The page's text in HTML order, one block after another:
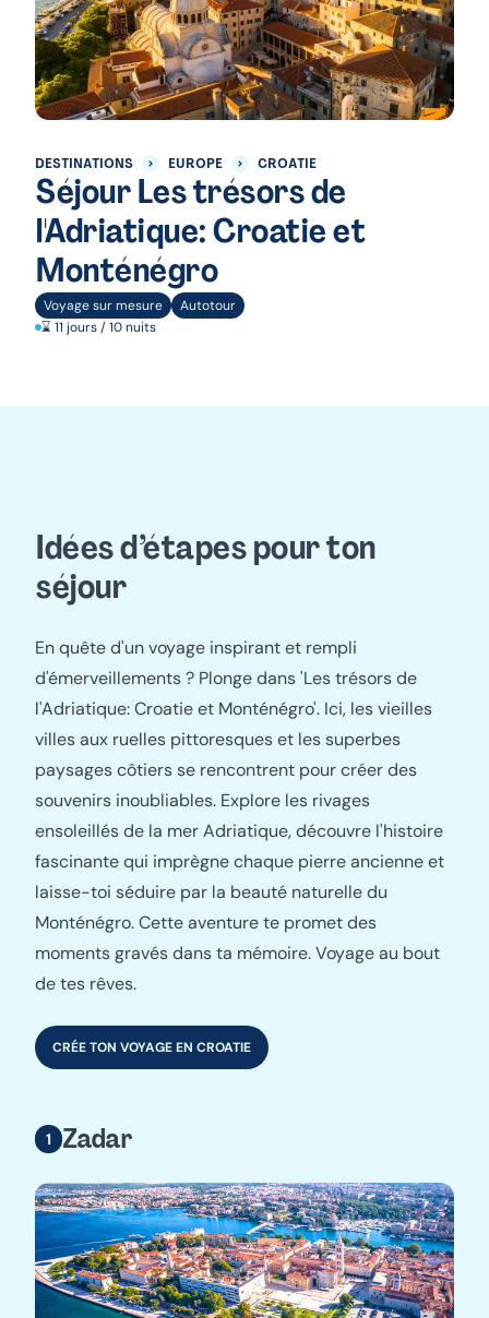
DESTINATIONS EUROPE CROATIE
Séjour Les trésors de
l'Adriatique: Croatie et
Monténégro
Voyage sur mesure
Autotour
⌛ 11 jours / 10 nuits
Idées d’étapes pour ton
séjour
En quête d'un voyage inspirant et rempli
d'émerveillements ? Plonge dans 'Les trésors de
l'Adriatique: Croatie et Monténégro'. Ici, les vieilles
villes aux ruelles pittoresques et les superbes
paysages côtiers se rencontrent pour créer des
souvenirs inoubliables. Explore les rivages
ensoleillés de la mer Adriatique, découvre l'histoire
fascinante qui imprègne chaque pierre ancienne et
laisse-toi séduire par la beauté naturelle du
Monténégro. Cette aventure te promet des
moments gravés dans ta mémoire. Voyage au bout
de tes rêves.
CRÉE TON VOYAGE EN CROATIE
Zadar